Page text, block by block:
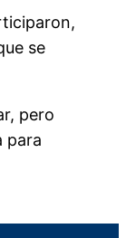
se
pero
para